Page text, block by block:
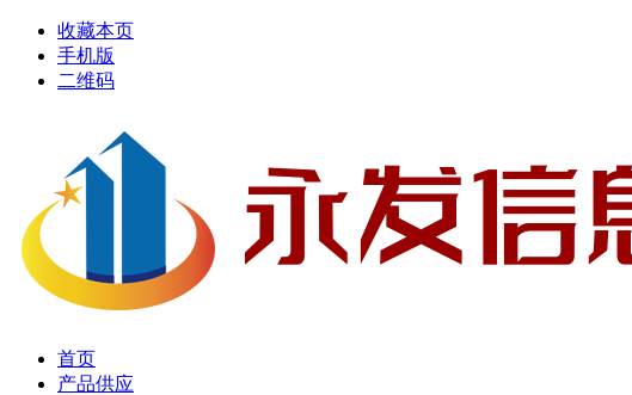
收藏本页
手机版
二维码
首页
产品供应